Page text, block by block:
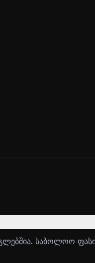
საბოლოო